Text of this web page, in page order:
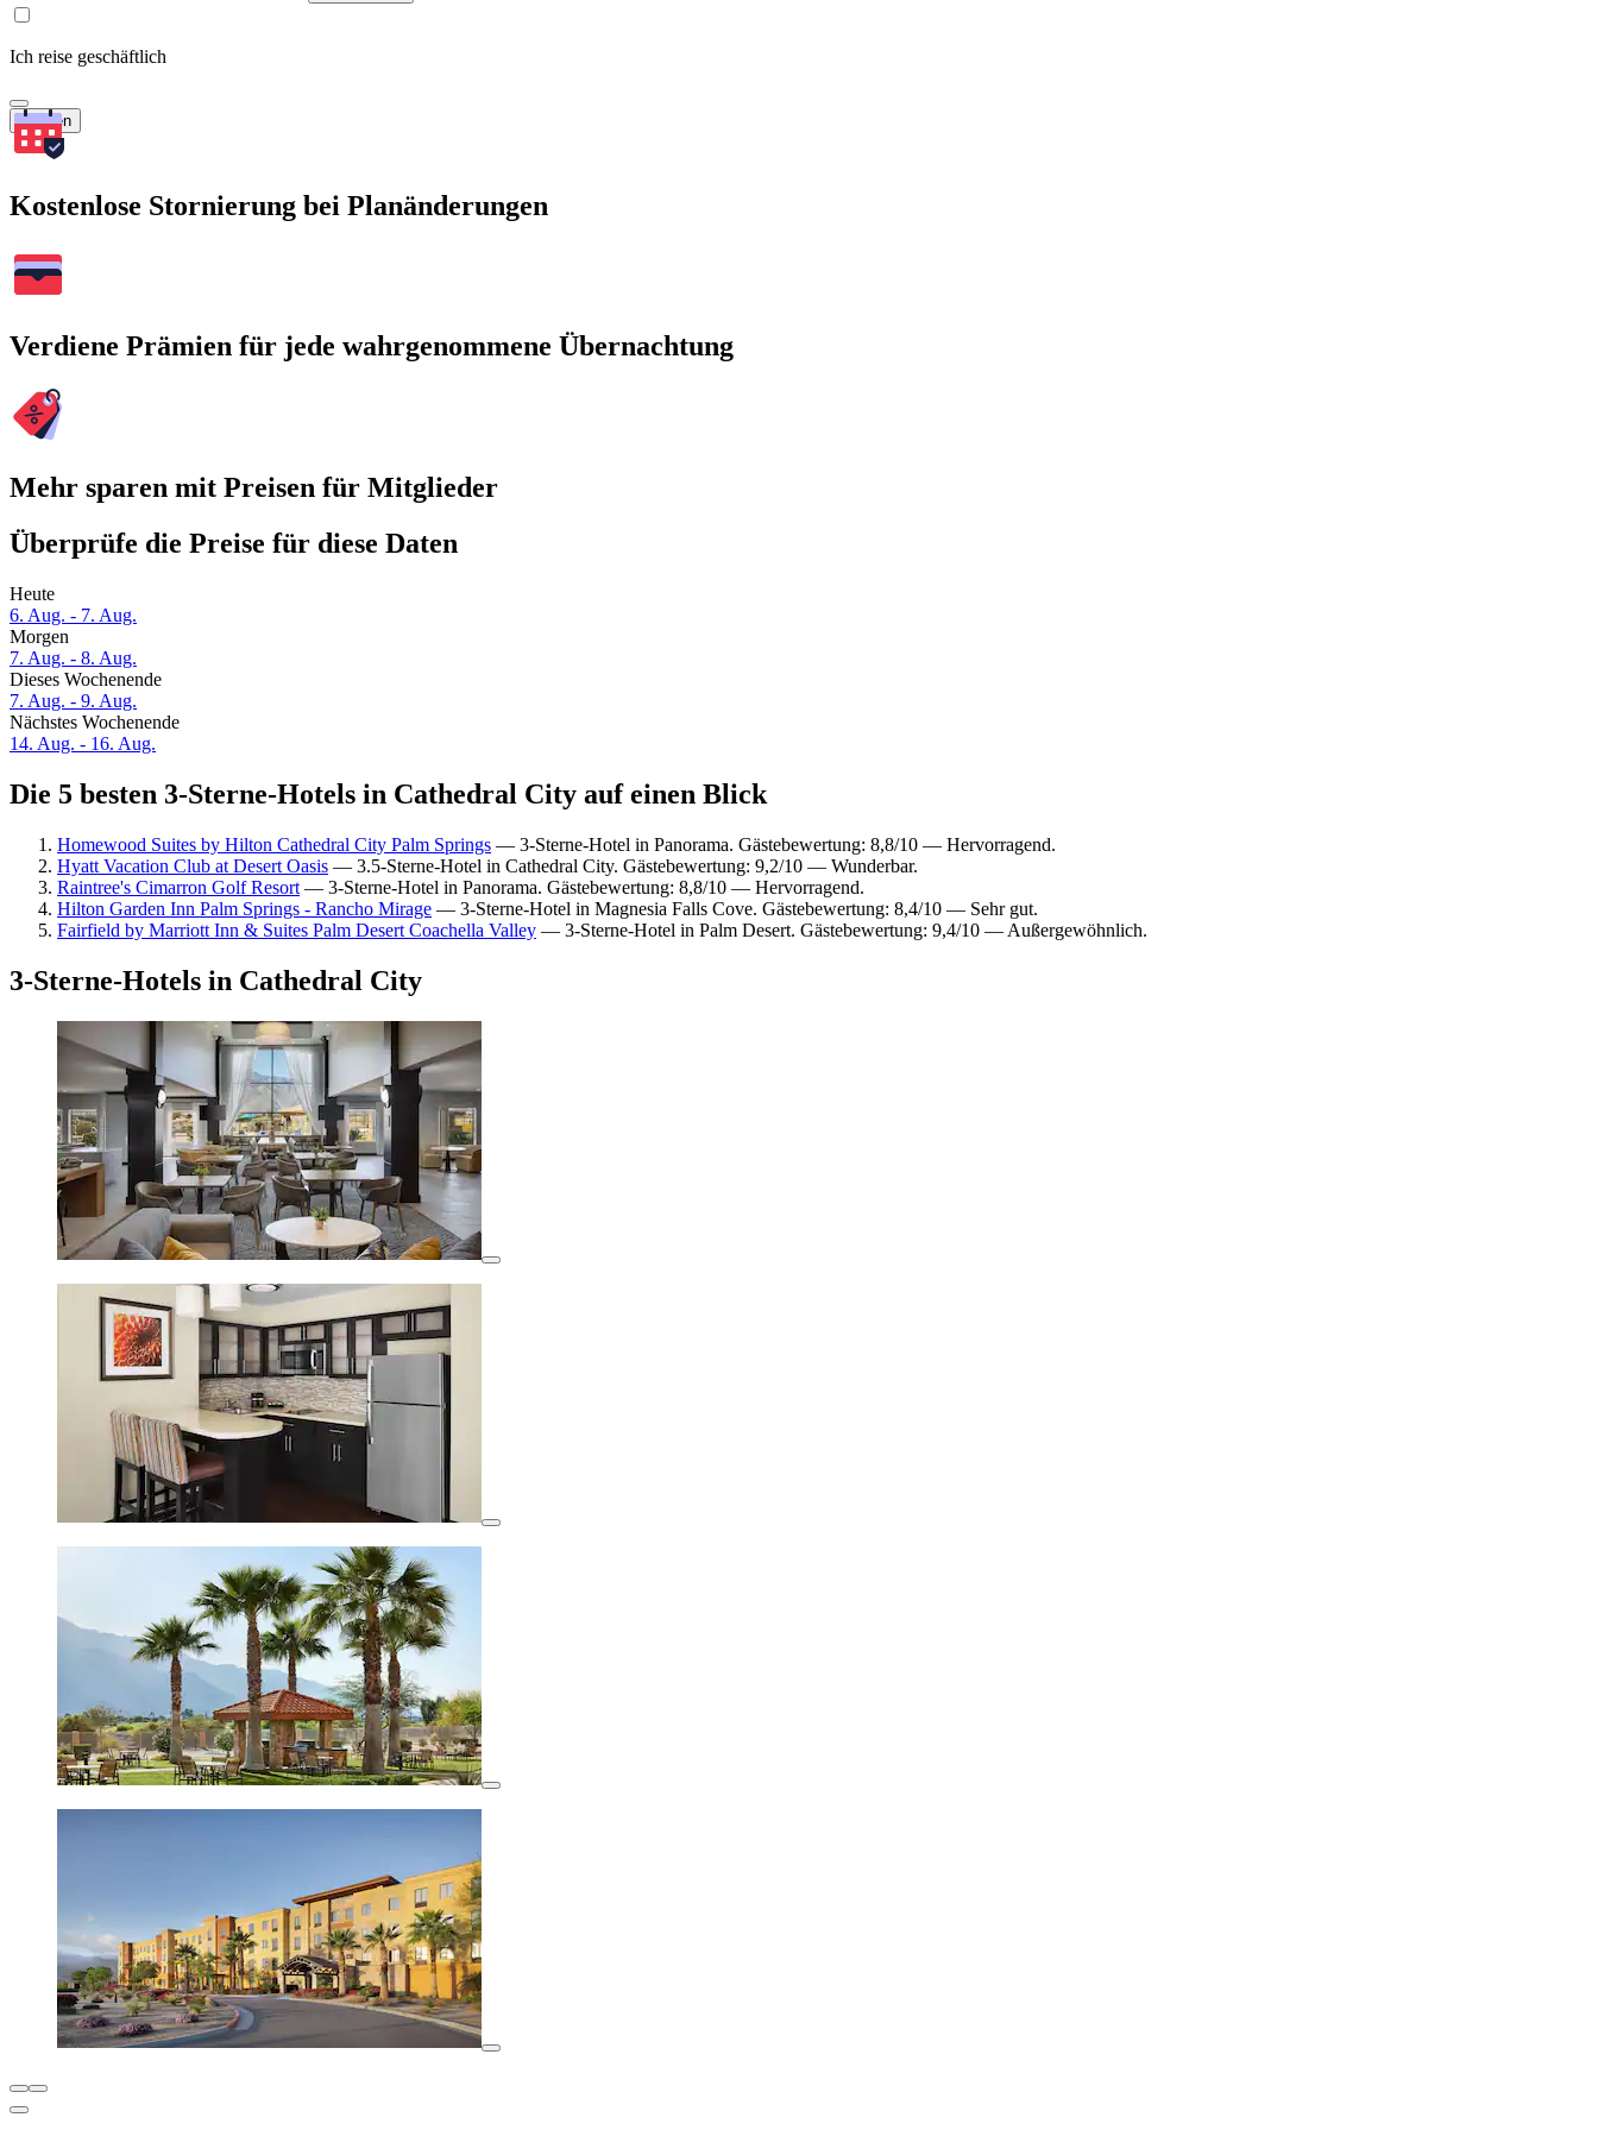
Ich reise geschäftlich
Suchen
Kostenlose Stornierung bei Planänderungen
Verdiene Prämien für jede wahrgenommene Übernachtung
Mehr sparen mit Preisen für Mitglieder
Überprüfe die Preise für diese Daten
Heute
6. Aug. - 7. Aug.
Morgen
7. Aug. - 8. Aug.
Dieses Wochenende
7. Aug. - 9. Aug.
Nächstes Wochenende
14. Aug. - 16. Aug.
Die 5 besten 3-Sterne-Hotels in Cathedral City auf einen Blick
Homewood Suites by Hilton Cathedral City Palm Springs — 3-Sterne-Hotel in Panorama. Gästebewertung: 8,8/10 — Hervorragend.
Hyatt Vacation Club at Desert Oasis — 3.5-Sterne-Hotel in Cathedral City. Gästebewertung: 9,2/10 — Wunderbar.
Raintree's Cimarron Golf Resort — 3-Sterne-Hotel in Panorama. Gästebewertung: 8,8/10 — Hervorragend.
Hilton Garden Inn Palm Springs - Rancho Mirage — 3-Sterne-Hotel in Magnesia Falls Cove. Gästebewertung: 8,4/10 — Sehr gut.
Fairfield by Marriott Inn & Suites Palm Desert Coachella Valley — 3-Sterne-Hotel in Palm Desert. Gästebewertung: 9,4/10 — Außergewöhnlich.
3-Sterne-Hotels in Cathedral City